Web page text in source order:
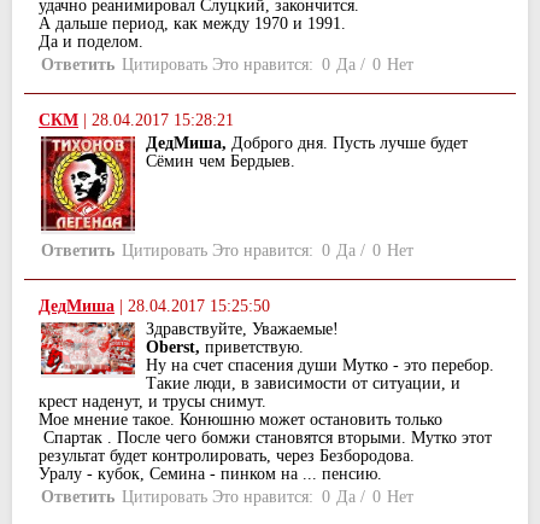
удачно реанимировал Слуцкий, закончится.
А дальше период, как между 1970 и 1991.
Да и поделом.
Ответить Цитировать Это нравится: 0 Да / 0 Нет
СКМ
28.04.2017 15:28:21
ДедМиша, Доброго дня. Пусть лучше будет
Сёмин чем Бердыев.
Ответить Цитировать Это нравится: 0 Да / 0 Нет
ДедМиша
28.04.2017 15:25:50
Здравствуйте, Уважаемые!
Oberst, приветствую.
Ну на счет спасения души Мутко - это перебор.
Такие люди, в зависимости от ситуации, и
крест наденут, и трусы снимут.
Мое мнение такое. Конюшню может остановить только
Спартак . После чего бомжи становятся вторыми. Мутко этот
результат будет контролировать, через Безбородова.
Уралу - кубок, Семина - пинком на ... пенсию.
Ответить Цитировать Это нравится: 0 Да / 0 Нет